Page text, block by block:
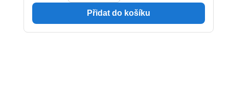
Přidat do košíku